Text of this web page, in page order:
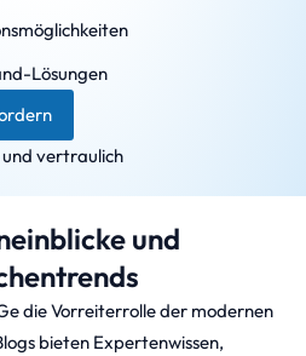
Lösungen
und vertraulich
und
die Vorreiterrolle der modernen
bieten Expertenwissen,